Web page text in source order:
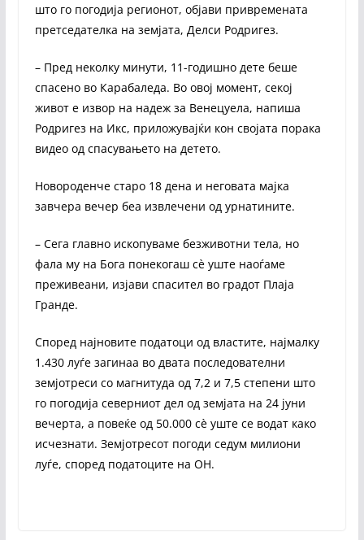
што го погодија регионот, објави привремената
претседателка на земјата, Делси Родригез.
– Пред неколку минути, 11-годишно дете беше
спасено во Карабаледа. Во овој момент, секој
живот е извор на надеж за Венецуела, напиша
Родригез на Икс, приложувајќи кон својата порака
видео од спасувањето на детето.
Новороденче старо 18 дена и неговата мајка
завчера вечер беа извлечени од урнатините.
– Сега главно ископуваме безживотни тела, но
фала му на Бога понекогаш сè уште наоѓаме
преживеани, изјави спасител во градот Плаја
Гранде.
Според најновите податоци од властите, најмалку
1.430 луѓе загинаа во двата последователни
земјотреси со магнитуда од 7,2 и 7,5 степени што
го погодија северниот дел од земјата на 24 јуни
вечерта, а повеќе од 50.000 сè уште се водат како
исчезнати. Земјотресот погоди седум милиони
луѓе, според податоците на ОН.